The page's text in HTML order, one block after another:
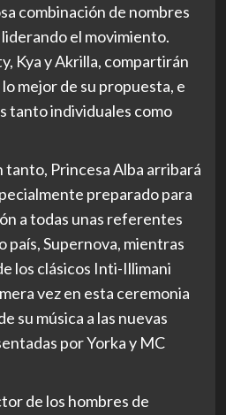
combinación de nombres
el movimiento.
Kya y Akrilla, compartirán
mejor de su propuesta, e
tanto individuales como
tanto, Princesa Alba arribará
preparado para
a todas unas referentes
país, Supernova, mientras
los clásicos Inti-Illimani
vez en esta ceremonia
su música a las nuevas
por Yorka y MC
de los hombres de